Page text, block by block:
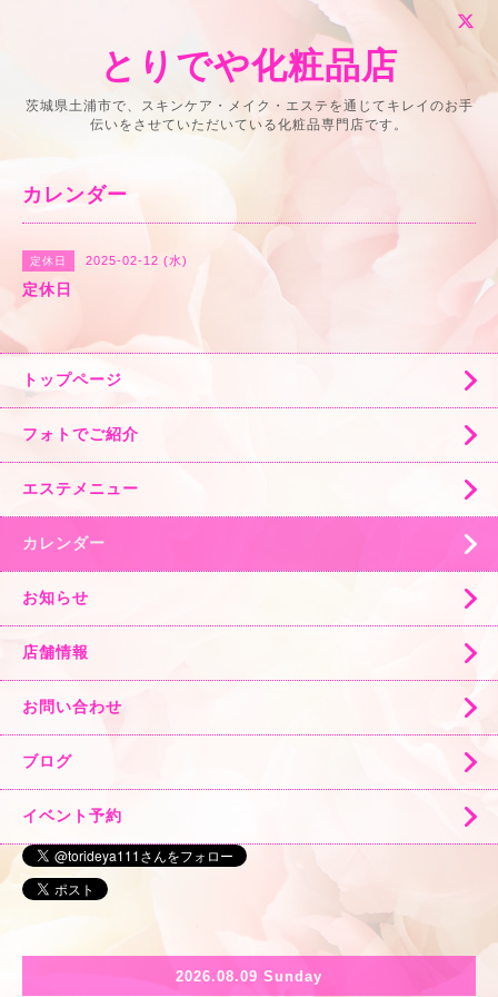
とりでや化粧品店
茨城県土浦市で、スキンケア・メイク・エステを通じてキレイのお手
伝いをさせていただいている化粧品専門店です。
カレンダー
定休日 2025-02-12 (水)
定休日
トップページ
フォトでご紹介
エステメニュー
カレンダー
お知らせ
店舗情報
お問い合わせ
ブログ
イベント予約
2026.08.09 Sunday